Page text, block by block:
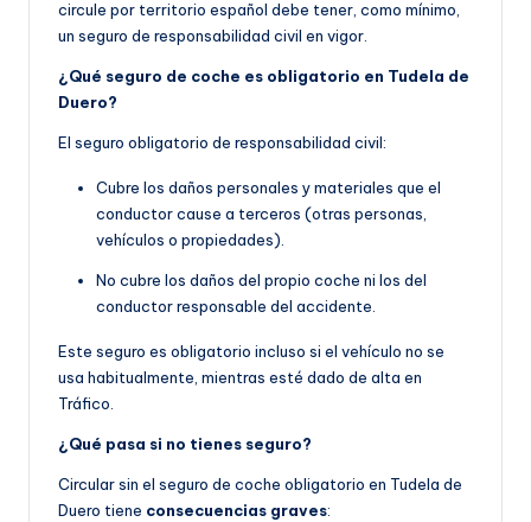
circule por territorio español debe tener, como mínimo,
un seguro de responsabilidad civil en vigor.
¿Qué seguro de coche es obligatorio en Tudela de
Duero?
El seguro obligatorio de responsabilidad civil:
Cubre los daños personales y materiales que el
conductor cause a terceros (otras personas,
vehículos o propiedades).
No cubre los daños del propio coche ni los del
conductor responsable del accidente.
Este seguro es obligatorio incluso si el vehículo no se
usa habitualmente, mientras esté dado de alta en
Tráfico.
¿Qué pasa si no tienes seguro?
Circular sin el seguro de coche obligatorio en Tudela de
Duero tiene consecuencias graves: